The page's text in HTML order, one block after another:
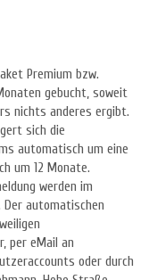
Premium bzw.
gebucht, soweit
nichts anderes ergibt.
sich die
automatisch um eine
um 12 Monate.
werden im
automatischen
per eMail an
oder durch